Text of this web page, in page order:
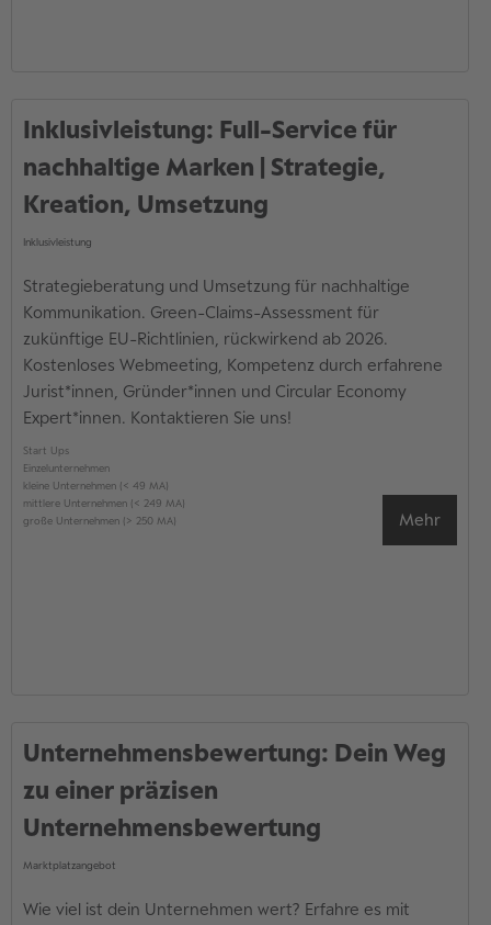
Inklusivleistung: Full-Service für
nachhaltige Marken | Strategie,
Kreation, Umsetzung
Inklusivleistung
Strategieberatung und Umsetzung für nachhaltige
Kommunikation. Green-Claims-Assessment für
zukünftige EU-Richtlinien, rückwirkend ab 2026.
Kostenloses Webmeeting, Kompetenz durch erfahrene
Jurist*innen, Gründer*innen und Circular Economy
Expert*innen. Kontaktieren Sie uns!
Start Ups
Einzelunternehmen
kleine Unternehmen (< 49 MA)
mittlere Unternehmen (< 249 MA)
große Unternehmen (> 250 MA)
Mehr
Unternehmensbewertung: Dein Weg
zu einer präzisen
Unternehmensbewertung
Marktplatzangebot
Wie viel ist dein Unternehmen wert? Erfahre es mit